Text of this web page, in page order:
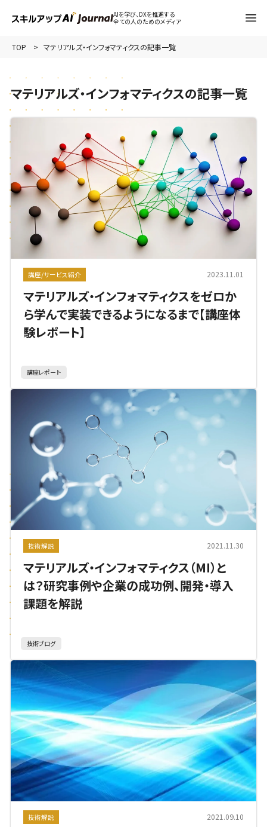
AIを学び、DXを推進する
全ての人のためのメディア
TOP マテリアルズ・インフォマティクスの記事一覧
マテリアルズ・インフォマティクスの記事一覧
講座/サービス紹介 2023.11.01
マテリアルズ・インフォマティクスをゼロか
ら学んで実装できるようになるまで【講座体
験レポート】
講座レポート
技術解説 2021.11.30
マテリアルズ・インフォマティクス（MI）と
は？研究事例や企業の成功例、開発・導入
課題を解説
技術ブログ
技術解説 2021.09.10